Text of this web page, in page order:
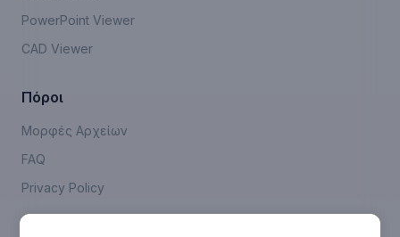
PowerPoint Viewer
CAD Viewer
Πόροι
Μορφές Αρχείων
FAQ
Privacy Policy